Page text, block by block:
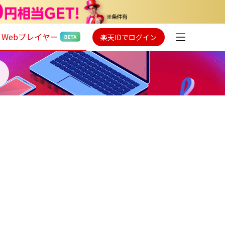
Webプレイヤー 楽天IDでログイン